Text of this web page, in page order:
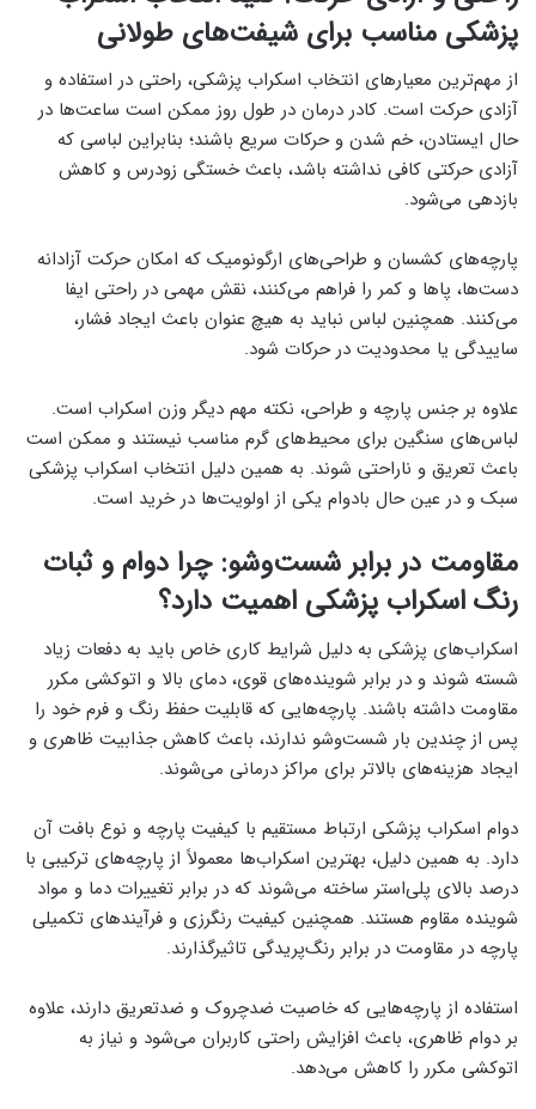
پزشکی مناسب برای شیفت‌های طولانی
از مهم‌ترین معیار‌های انتخاب اسکراب پزشکی، راحتی در استفاده و
آزادی حرکت است. کادر درمان در طول روز ممکن است ساعت‌ها در
حال ایستادن، خم شدن و حرکات سریع باشند؛ بنابراین لباسی که
آزادی حرکتی کافی نداشته باشد، باعث خستگی زودرس و کاهش
بازدهی می‌شود.
پارچه‌های کشسان و طراحی‌های ارگونومیک که امکان حرکت آزادانه
دست‌ها، پاها و کمر را فراهم می‌کنند، نقش مهمی در راحتی ایفا
می‌کنند. همچنین لباس نباید به هیچ عنوان باعث ایجاد فشار،
ساییدگی یا محدودیت در حرکات شود.
علاوه بر جنس پارچه و طراحی، نکته مهم دیگر وزن اسکراب است.
لباس‌های سنگین برای محیط‌های گرم مناسب نیستند و ممکن است
باعث تعریق و ناراحتی شوند. به همین دلیل انتخاب اسکراب پزشکی
سبک و در عین حال بادوام یکی از اولویت‌ها در خرید است.
مقاومت در برابر شست‌وشو: چرا دوام و ثبات
رنگ اسکراب پزشکی اهمیت دارد؟
اسکراب‌های پزشکی به دلیل شرایط کاری خاص باید به دفعات زیاد
شسته شوند و در برابر شوینده‌های قوی، دمای بالا و اتوکشی مکرر
مقاومت داشته باشند. پارچه‌هایی که قابلیت حفظ رنگ و فرم خود را
پس از چندین بار شست‌وشو ندارند، باعث کاهش جذابیت ظاهری و
ایجاد هزینه‌های بالاتر برای مراکز درمانی می‌شوند.
دوام اسکراب پزشکی ارتباط مستقیم با کیفیت پارچه و نوع بافت آن
دارد. به همین دلیل، بهترین اسکراب‌ها معمولاً از پارچه‌های ترکیبی با
درصد بالای پلی‌استر ساخته می‌شوند که در برابر تغییرات دما و مواد
شوینده مقاوم هستند. همچنین کیفیت رنگرزی و فرآیندهای تکمیلی
پارچه در مقاومت در برابر رنگ‌پریدگی تاثیرگذارند.
استفاده از پارچه‌هایی که خاصیت ضدچروک و ضدتعریق دارند، علاوه
بر دوام ظاهری، باعث افزایش راحتی کاربران می‌شود و نیاز به
اتوکشی مکرر را کاهش می‌دهد.